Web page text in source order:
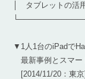
│ タブレットの活
▼1人1台のiPadで
最新事例とスマー
[2014/11/20：東京]